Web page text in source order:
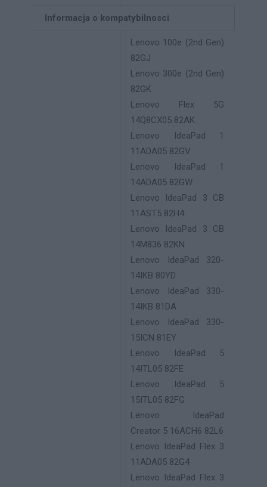
Informacja o kompatybilnosci
Lenovo 100e (2nd Gen)
82GJ
Lenovo 300e (2nd Gen)
82GK
Lenovo Flex 5G
14Q8CX05 82AK
Lenovo IdeaPad 1
11ADA05 82GV
Lenovo IdeaPad 1
14ADA05 82GW
Lenovo IdeaPad 3 CB
11AST5 82H4
Lenovo IdeaPad 3 CB
14M836 82KN
Lenovo IdeaPad 320-
14IKB 80YD
Lenovo IdeaPad 330-
14IKB 81DA
Lenovo IdeaPad 330-
15ICN 81EY
Lenovo IdeaPad 5
14ITL05 82FE
Lenovo IdeaPad 5
15ITL05 82FG
Lenovo IdeaPad
Creator 5 16ACH6 82L6
Lenovo IdeaPad Flex 3
11ADA05 82G4
Lenovo IdeaPad Flex 3